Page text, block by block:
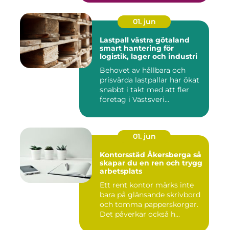
01. jun
Lastpall västra götaland
smart hantering för
logistik, lager och industri
Behovet av hållbara och
prisvärda lastpallar har ökat
snabbt i takt med att fler
företag i Västsveri...
01. jun
Kontorsstäd Åkersberga så
skapar du en ren och trygg
arbetsplats
Ett rent kontor märks inte
bara på glänsande skrivbord
och tomma papperskorgar.
Det påverkar också h...